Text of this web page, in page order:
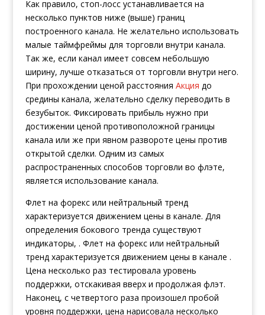
Как правило, стоп-лосс устанавливается на
несколько пунктов ниже (выше) границ
построенного канала. Не желательно использовать
малые таймфреймы для торговли внутри канала.
Так же, если канал имеет совсем небольшую
ширину, лучше отказаться от торговли внутри него.
При прохождении ценой расстояния Акция до
средины канала, желательно сделку переводить в
безубыток. Фиксировать прибыль нужно при
достижении ценой противоположной границы
канала или же при явном развороте цены против
открытой сделки. Одним из самых
распространенных способов торговли во флэте,
является использование канала.
Флет на форекс или нейтральный тренд
характеризуется движением цены в канале. Для
определения бокового тренда существуют
индикаторы, . Флет на форекс или нейтральный
тренд характеризуется движением цены в канале .
Цена несколько раз тестировала уровень
поддержки, отскакивая вверх и продолжая флэт.
Наконец, с четвертого раза произошел пробой
уровня поддержки, цена нарисовала несколько